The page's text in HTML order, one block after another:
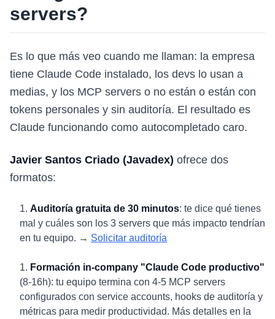
servers?
Es lo que más veo cuando me llaman: la empresa
tiene Claude Code instalado, los devs lo usan a
medias, y los MCP servers o no están o están con
tokens personales y sin auditoría. El resultado es
Claude funcionando como autocompletado caro.
Javier Santos Criado (Javadex) ofrece dos
formatos:
Auditoría gratuita de 30 minutos: te dice qué tienes
mal y cuáles son los 3 servers que más impacto tendrían
en tu equipo. → Solicitar auditoría
Formación in-company "Claude Code productivo"
(8-16h): tu equipo termina con 4-5 MCP servers
configurados con service accounts, hooks de auditoría y
métricas para medir productividad. Más detalles en la